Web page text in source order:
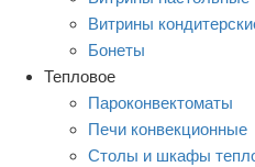
Витрины
Бонеты
Тепловое
Пароконвектоматы
Печи конвекционные
Столы и шкафы